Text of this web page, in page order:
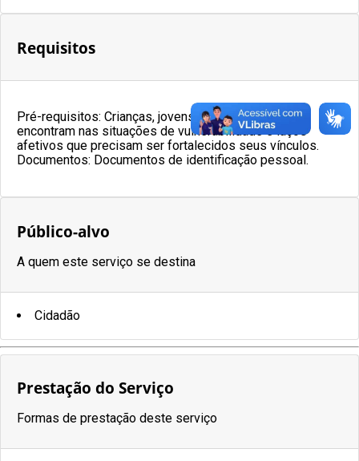
Requisitos
Pré-requisitos: Crianças, jovens e adultos que se
encontram nas situações de vulnerabilidade e laços
afetivos que precisam ser fortalecidos seus vínculos.
Documentos: Documentos de identificação pessoal.
Público-alvo
A quem este serviço se destina
Cidadão
Prestação do Serviço
Formas de prestação deste serviço